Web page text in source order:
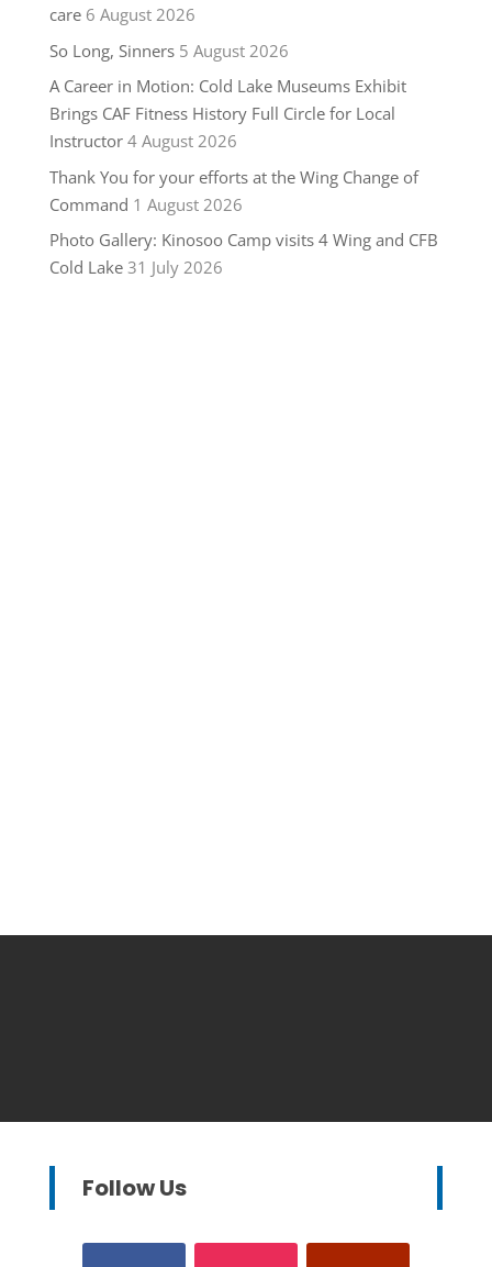
care 6 August 2026
So Long, Sinners 5 August 2026
A Career in Motion: Cold Lake Museums Exhibit
Brings CAF Fitness History Full Circle for Local
Instructor 4 August 2026
Thank You for your efforts at the Wing Change of
Command 1 August 2026
Photo Gallery: Kinosoo Camp visits 4 Wing and CFB
Cold Lake 31 July 2026
Follow Us